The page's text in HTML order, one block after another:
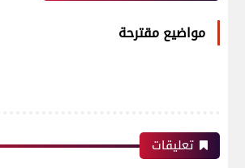
مواضيع مقترحة
تعليقات